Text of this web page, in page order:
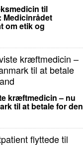
til
Medicinrådet
om etik og
kræftmedicin – nu
til at betale for den